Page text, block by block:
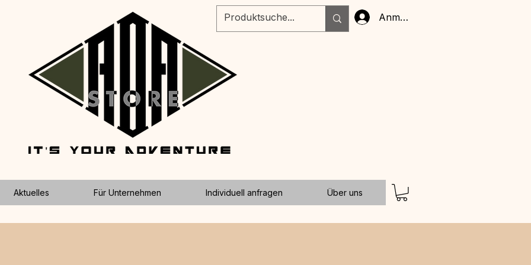
Anmelden
Aktuelles Für Unternehmen Individuell anfragen Über uns